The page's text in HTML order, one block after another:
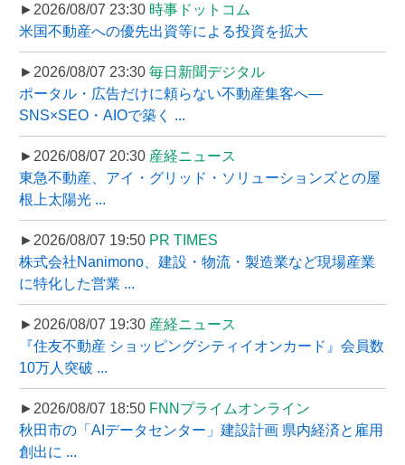
►2026/08/07 23:30 時事ドットコム
米国不動産への優先出資等による投資を拡大
►2026/08/07 23:30 毎日新聞デジタル
ポータル・広告だけに頼らない不動産集客へ―
SNS×SEO・AIOで築く ...
►2026/08/07 20:30 産経ニュース
東急不動産、アイ・グリッド・ソリューションズとの屋
根上太陽光 ...
►2026/08/07 19:50 PR TIMES
株式会社Nanimono、建設・物流・製造業など現場産業
に特化した営業 ...
►2026/08/07 19:30 産経ニュース
『住友不動産 ショッピングシティイオンカード』会員数
10万人突破 ...
►2026/08/07 18:50 FNNプライムオンライン
秋田市の「AIデータセンター」建設計画 県内経済と雇用
創出に ...